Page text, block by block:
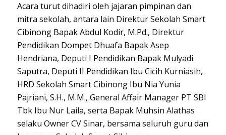
Acara turut dihadiri oleh jajaran pimpinan dan
mitra sekolah, antara lain Direktur Sekolah Smart
Cibinong Bapak Abdul Kodir, M.Pd., Direktur
Pendidikan Dompet Dhuafa Bapak Asep
Hendriana, Deputi I Pendidikan Bapak Mulyadi
Saputra, Deputi II Pendidikan Ibu Cicih Kurniasih,
HRD Sekolah Smart Cibinong Ibu Nia Yunia
Pajriani, S.H., M.M., General Affair Manager PT SBI
Tbk Ibu Nur Laila, serta Bapak Muhsin Alathas
selaku Owner CV Sinar, bersama seluruh guru dan